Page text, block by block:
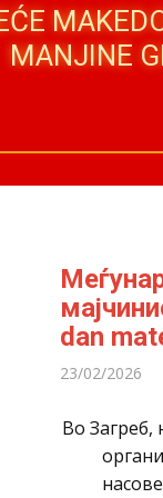
MANJINE
dan
23/02/2026
Во Загреб,